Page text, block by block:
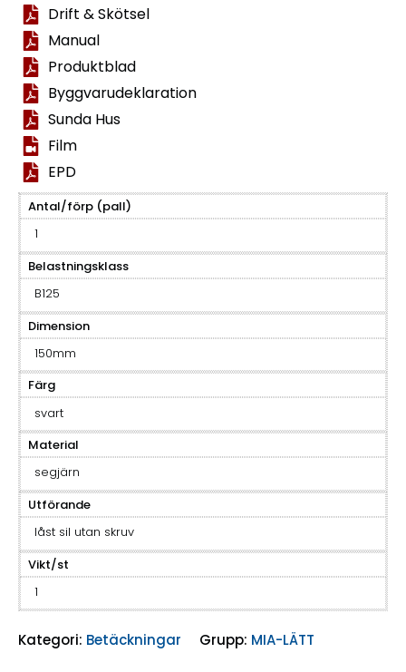
Drift & Skötsel
Manual
Produktblad
Byggvarudeklaration
Sunda Hus
Film
EPD
Antal/förp (pall)
1
Belastningsklass
B125
Dimension
150mm
Färg
svart
Material
segjärn
Utförande
låst sil utan skruv
Vikt/st
1
Kategori: Betäckningar Grupp: MIA-LÄTT